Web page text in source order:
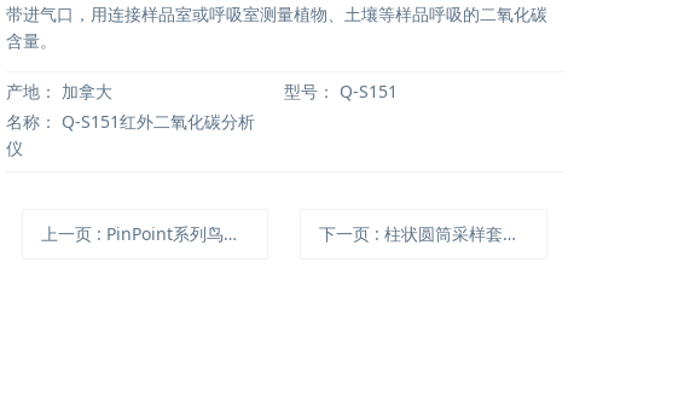
带进气口，用连接样品室或呼吸室测量植物、土壤等样品呼吸的二氧化碳
含量。
产地： 加拿大 型号： Q-S151
名称： Q-S151红外二氧化碳分析
仪
上一页 : PinPoint系列鸟类GPS存储板记录器 下一页 : 柱状圆筒采样套装（汽油动力）